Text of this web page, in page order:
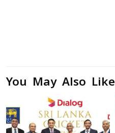
You May Also Like